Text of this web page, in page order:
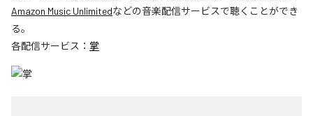
Amazon Music Unlimitedなどの音楽配信サービスで聴くことができ
る。
各配信サービス： 掌